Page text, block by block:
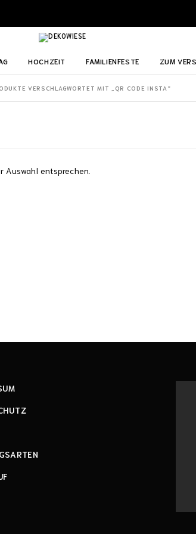
HOCHZEIT FAMILIENFESTE ZUM
VERSCHLAGWORTET MIT „QR CODE INSTA“
Auswahl entsprechen.